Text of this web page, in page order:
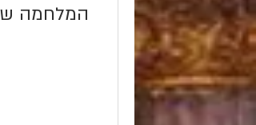
המלחמה